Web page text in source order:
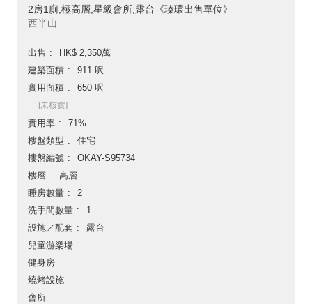
2房1廁,極高層,星級會所,露台《瑧環出售單位》
西半山
出售
HK$ 2,350萬
建築面積
911 呎
實用面積
650 呎
[未核實]
實用率
71%
樓盤類型
住宅
樓盤編號
OKAY-S95734
樓層
高層
睡房數量
2
洗手間數量
1
設施／配套
露台
兒童游樂場
健身房
燒烤設施
會所